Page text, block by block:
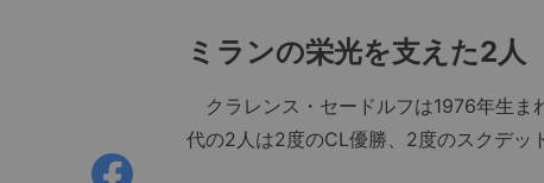
ミランの栄光を支えた2人
クラレンス・セードルフは1976年生ま
代の2人は2度のCL優勝、2度のスクデッ